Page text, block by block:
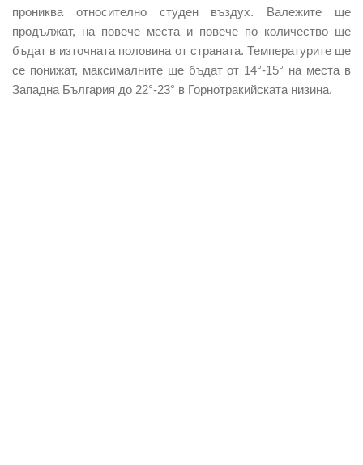
прониква относително студен въздух. Валежите ще
продължат, на повече места и повече по количество ще
бъдат в източната половина от страната. Температурите ще
се понижат, максималните ще бъдат от 14°-15° на места в
Западна България до 22°-23° в Горнотракийската низина.